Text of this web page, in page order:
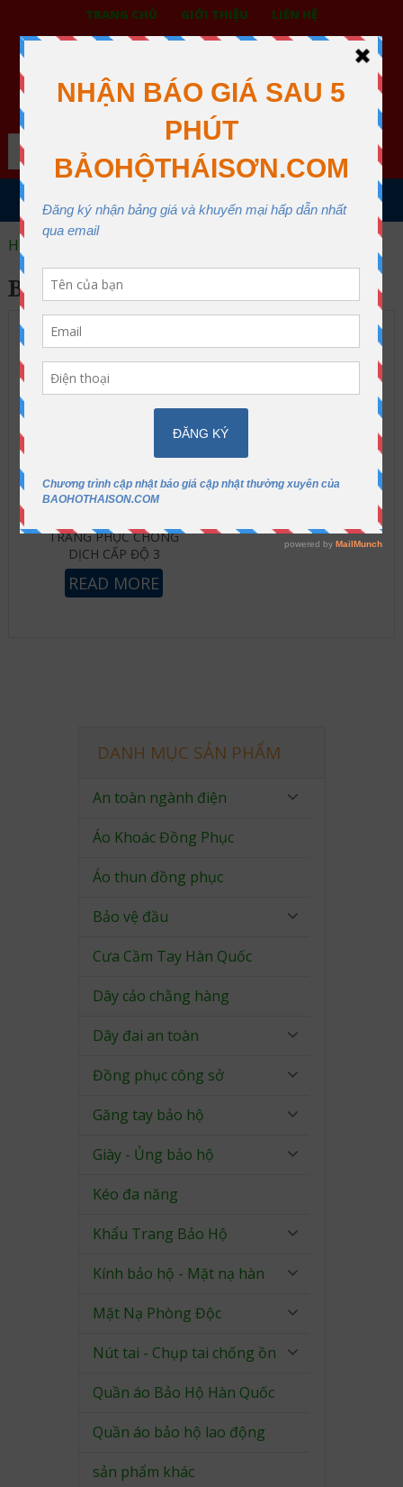
TRANG CHỦ GIỚI THIỆU LIÊN HỆ
BẢO HỘ LAO ĐỘNG THÁI SƠN
XƯỞNG MAY THÁI SƠN QUẬN 12
Search
MENU
Home
BẢO HỘ Y TẾ
TRANG PHỤC CHỐNG
DỊCH CẤP ĐỘ 3
READ MORE
DANH MỤC SẢN PHẨM
An toàn ngành điện
Áo Khoác Đồng Phục
Áo thun đồng phục
Bảo vệ đầu
Cưa Cầm Tay Hàn Quốc
Dây cảo chằng hàng
Dây đai an toàn
Đồng phục công sở
Găng tay bảo hộ
Giày - Ủng bảo hộ
Kéo đa năng
Khẩu Trang Bảo Hộ
Kính bảo hộ - Mặt nạ hàn
Mặt Nạ Phòng Độc
Nút tai - Chụp tai chống ồn
Quần áo Bảo Hộ Hàn Quốc
Quần áo bảo hộ lao động
sản phẩm khác